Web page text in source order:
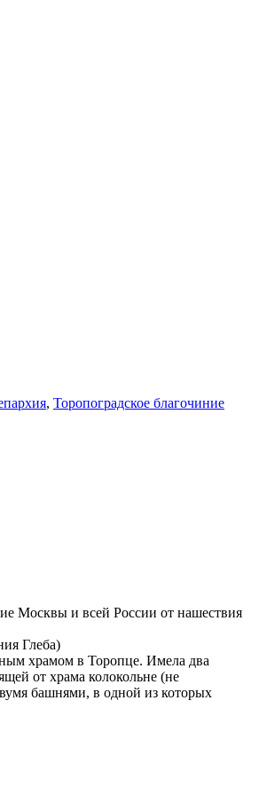
, Торопоградское благочиние
Москвы и всей России от нашествия
Глеба)
храмом в Торопце. Имела два
от храма колокольне (не
башнями, в одной из которых